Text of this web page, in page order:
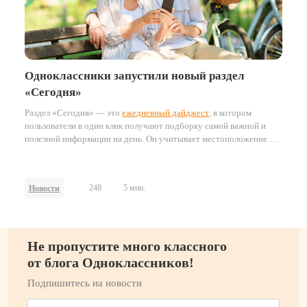
Одноклассники запустили новый раздел
«Сегодня»
Раздел «Сегодня» — это ежедневный дайджест , в котором
пользователи в один клик получают подборку самой важной и
полезной информации на день. Он учитывает местоположение и
Новости 248 5 мин.
Не пропустите много классного
от блога Одноклассников!
Подпишитесь на новости